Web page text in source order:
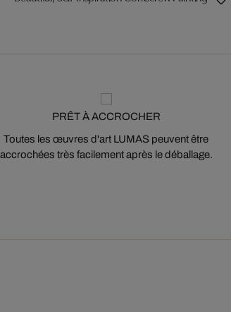
PRÊT À ACCROCHER
Toutes les œuvres d'art LUMAS peuvent être
accrochées très facilement après le déballage.